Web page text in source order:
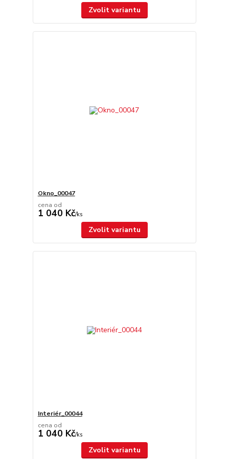
Zvolit variantu
Okno_00047
cena od
1 040 Kč/ks
Zvolit variantu
Interiér_00044
cena od
1 040 Kč/ks
Zvolit variantu